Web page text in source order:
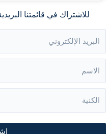
للاشتراك في قائمتنا